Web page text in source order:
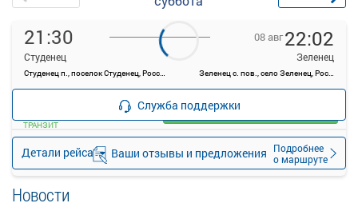
21:30
Студенец
Студенец п., поселок Студенец, Россия
08 авг22:02
Зеленец
Зеленец с. пов., село Зеленец, Россия
Детали рейса
Подробнее
о маршруте
—
ТРАНЗИТ
Загрузить цену
Служба поддержки
Ваши отзывы и предложения
Новости